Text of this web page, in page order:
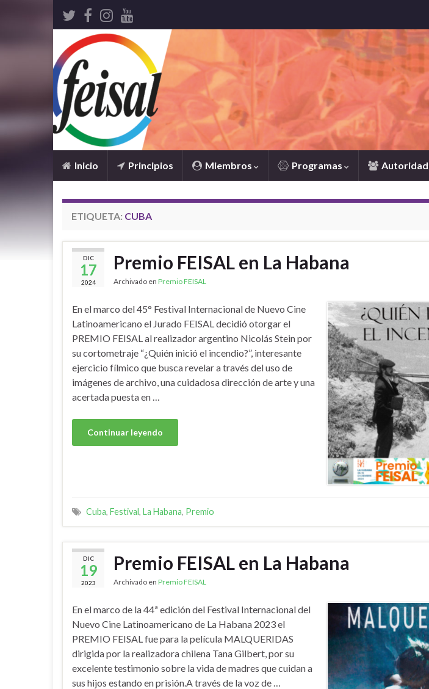
Inicio Principios Miembros Programas
ETIQUETA: CUBA
DIC
17
2024
Premio FEISAL en La Habana
Archivado en Premio FEISAL
En el marco del 45° Festival Internacional de Nuevo Cine
Latinoamericano el Jurado FEISAL decidió otorgar el
PREMIO FEISAL al realizador argentino Nicolás Stein por
su cortometraje “¿Quién inició el incendio?”, interesante
ejercicio fílmico que busca revelar a través del uso de
imágenes de archivo, una cuidadosa dirección de arte y una
acertada puesta en …
Continuar leyendo
Cuba, Festival, La Habana, Premio
DIC
19
2023
Premio FEISAL en La Habana
Archivado en Premio FEISAL
En el marco de la 44ª edición del Festival Internacional del
Nuevo Cine Latinoamericano de La Habana 2023 el
PREMIO FEISAL fue para la película MALQUERIDAS
dirigida por la realizadora chilena Tana Gilbert, por su
excelente testimonio sobre la vida de madres que cuidan a
sus hijos estando en prisión.A través de la voz de …